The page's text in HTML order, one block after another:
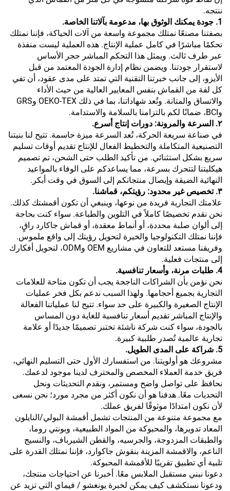
ننتجه.
1. جودة يمكنك الوثوق بها، مدعومة بآلاتنا الخاصة.
بصفتنا مصنعًا نمتلك مجموعة واسعة من آلات الحياكة، فإننا نمتلك
تحكمًا مباشرًا في كامل عملية الإنتاج. هذه العملية ليست منفذة
عبر طرف ثالث. ويمثل هذا التحكم المباشر حجر الأساس
لاستقرار جودتنا. ويضمن نظام إدارة الجودة المعتمد من قبل
الأيزو، إلى جانب خبرتنا التقنية التي تمتد على مدى عقود، أن تفي
كل لفة من القماش بنفس المعايير العالية من حيث الأداء
والاتساق والمتانة. وتُعد شهاداتنا، بما في ذلك OEKO-TEX وGRS
وBCI، ضمانًا لكم بالتزامنا بالسلامة والاستدامة.
٢. السرعة والمرونة: دورات إنتاج أسرع.
في صناعة سريعة الحركة، تُعد السرعة ميزة حاسمة. تتيح لنا بنيتنا
التصنيعية المتكاملة والتخطيط الفعال للإنتاج تقديم أوقات تسليم
سريع بشكل استثنائي. من تأكيد الطلب حتى الشحن، تم تصميم
هيكليتنا لتتحرك بسرعة، مما يساعدكم على الوفاء بالمواعيد
النهائية الضيقة وإيصال منتجاتكم إلى السوق في وقت أبكر.
٣. تخصيص غير محدود: رؤيتكم، قماشنا.
علامتك التجارية فريدة من نوعها، وينبغي أن تكون أقمشتك كذلك.
نحن نقدم تخصيصًا كاملاً في التلوين والطباعة. سواء كنت بحاجة
إلى ألوان صلبة محددة، أو أنماط معقدة، أو قماش جاكارد راقٍ،
فإننا نمتلك التكنولوجيا والخبرة لتحويل رؤيتك إلى واقع ملموس.
وفريقنا مستعد للتعاون في مشاريع OEM وODM، لتحويل أفكارك
إلى منتجات فعلية.
4. طلبات مرنة، وأسعار تنافسية.
نحن نؤمن بأن الشراكات الناجحة يجب أن تكون متاحة للعلامات
التجارية بجميع أحجامها. ولهذا السبب ندعم بكل فخر عمليات
الإنتاج الصغيرة والكبيرة على حد سواء. تتيح لنا عملياتنا الفعالة
والإنتاج المباشر تقديم أسعار تنافسية للغاية دون المساس
بالجودة، سواء كنت شركة ناشئة تختبر تصميمًا جديدًا أو علامة
تجارية عالمية تُصدر طلبية كبيرة.
5. شراكة على المدى الطويل.
مشروعك هو أولويتنا. من استفسارك الأول حتى التسليم النهائي،
فريق خدمة العملاء المخصص والمحترف لدينا موجود لدعمك.
نحافظ على تواصل واضح ومستمر، ونقدم التحديثات ونحل
التحديات معًا. هدفنا هو أن نكون أكثر من مجرد مورد؛ نحن نسعى
لأن نكون امتدادًا موثوقًا لفريق عملك.
مع مجموعة متنوعة من المنتجات تشمل أقمشة البولي/النايلون
المعاد تدويرها، والمحبوكة من المواد الطبيعية، وبونتي روما،
والطبقات المزدوجة، والجرسيه، والقطن الشيرباف، والنسيج
الناعم، والاقمشة المزينة بنقوش جاكوارد، فإننا نمتلك القدرة على
تلبية أي تطبيق تقريبًا للأقمشة المحبوكة.
دعونا نبني مستقبل الملابس معًا. أخبرنا عن احتياجات منتجك،
ودعونا نستكشف كيف يمكن لخبرة يونغشو / فيماي التي تزيد عن